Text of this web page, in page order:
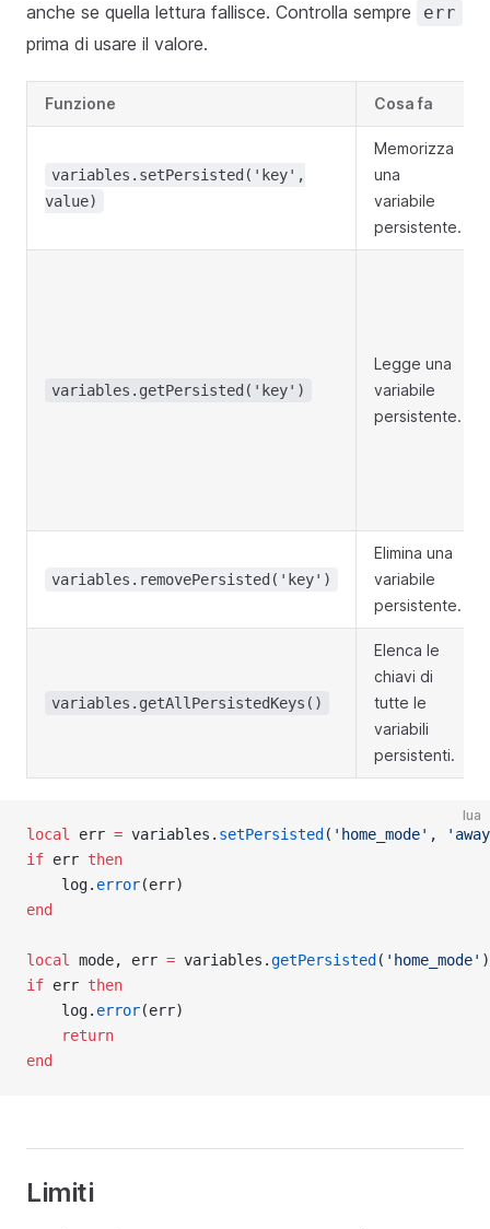
anche se quella lettura fallisce. Controlla sempre err
prima di usare il valore.
Funzione Cosa fa
variables.setPersisted('key',
value)
Memorizza
una
variabile
persistente.
variables.getPersisted('key')
Legge una
variabile
persistente.
variables.removePersisted('key')
Elimina una
variabile
persistente.
variables.getAllPersistedKeys()
Elenca le
chiavi di
tutte le
variabili
persistenti.
lua
local err = variables. setPersisted ( 'home_mode' ,
if err then
    log.
error(err)
end
local mode, err = variables.getPersisted ( 'home_mode' )
if err then
    log.
error(err)
return
end
Limiti